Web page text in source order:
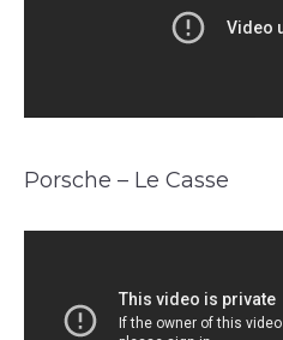
Porsche – Le Casse